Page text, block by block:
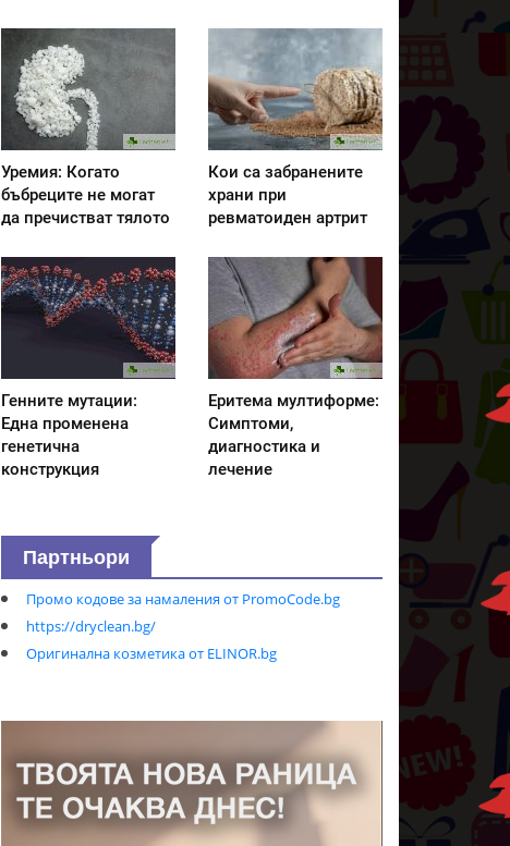
Уремия: Когато
бъбреците не могат
да пречистват тялото
Кои са забранените
храни при
ревматоиден артрит
Генните мутации:
Една променена
генетична
конструкция
Еритема мултиформе:
Симптоми,
диагностика и
лечение
Партньори
Промо кодове за намаления от PromoCode.bg
https://dryclean.bg/
Оригинална козметика от ELINOR.bg